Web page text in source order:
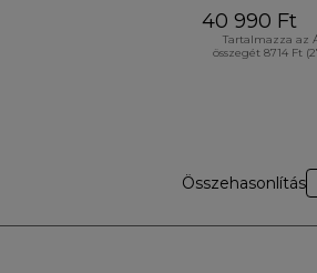
40 990 Ft
Tartalmazza az
összegét 8714 Ft
Összehasonlítás